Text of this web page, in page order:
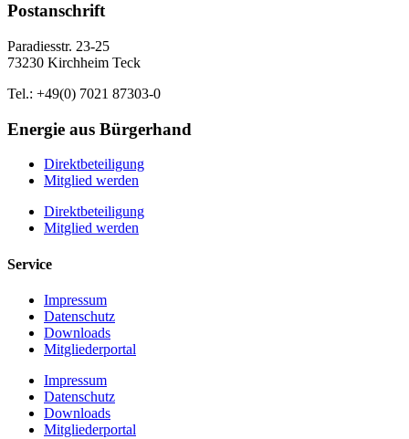
Postanschrift
Paradiesstr. 23-25
73230 Kirchheim Teck
Tel.: +49(0) 7021 87303-0
Energie aus Bürgerhand
Direktbeteiligung
Mitglied werden
Direktbeteiligung
Mitglied werden
Service
Impressum
Datenschutz
Downloads
Mitgliederportal
Impressum
Datenschutz
Downloads
Mitgliederportal